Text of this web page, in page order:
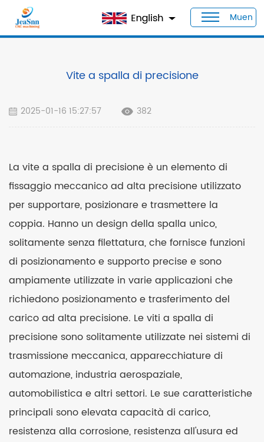
Muen
Casa Vite a spalla di precisione
Vite a spalla di precisione
2025-01-16 15:27:57 382
La vite a spalla di precisione è un elemento di
fissaggio meccanico ad alta precisione utilizzato
per supportare, posizionare e trasmettere la
coppia. Hanno un design della spalla unico,
solitamente senza filettatura, che fornisce funzioni
di posizionamento e supporto precise e sono
ampiamente utilizzate in varie applicazioni che
richiedono posizionamento e trasferimento del
carico ad alta precisione. Le viti a spalla di
precisione sono solitamente utilizzate nei sistemi di
trasmissione meccanica, apparecchiature di
automazione, industria aerospaziale,
automobilistica e altri settori. Le sue caratteristiche
principali sono elevata capacità di carico,
resistenza alla corrosione, resistenza all'usura ed